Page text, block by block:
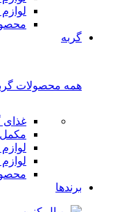
گربه
همه محصولات
غذای
برندها